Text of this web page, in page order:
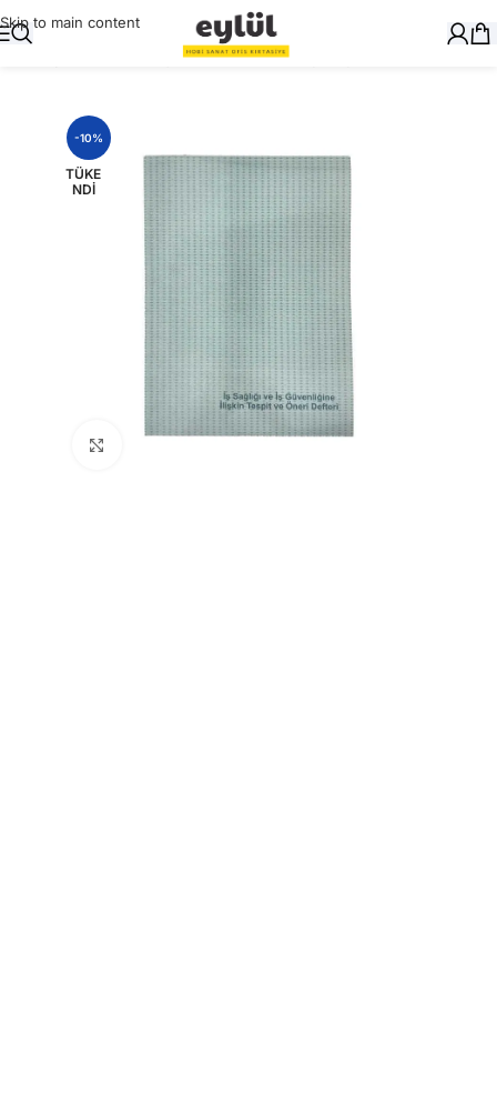
Skip to main content
Okul Gereçleri/Defter ve Kitap Kapları
-10%
TÜKE
NDI